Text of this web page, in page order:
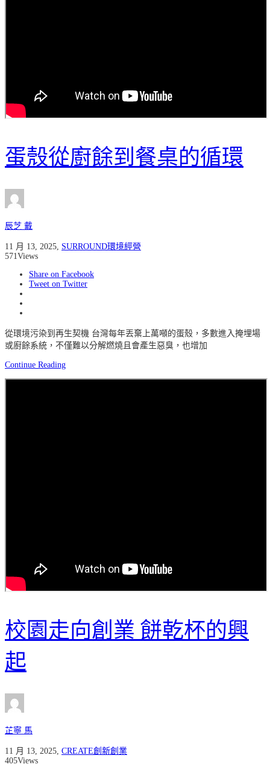
蛋殼從廚餘到餐桌的循環
辰芝 戴
11 月 13, 2025 SURROUND環境經營
571 Views
Share on Facebook
Tweet on Twitter
從環境污染到再生契機 台灣每年丟棄上萬噸的蛋殼，多數進入掩埋場
或廚餘系統，不僅難以分解燃燒且會產生惡臭，也增加
Continue Reading
校園走向創業 餅乾杯的興
起
芷寧 馬
11 月 13, 2025 CREATE創新創業
405Views